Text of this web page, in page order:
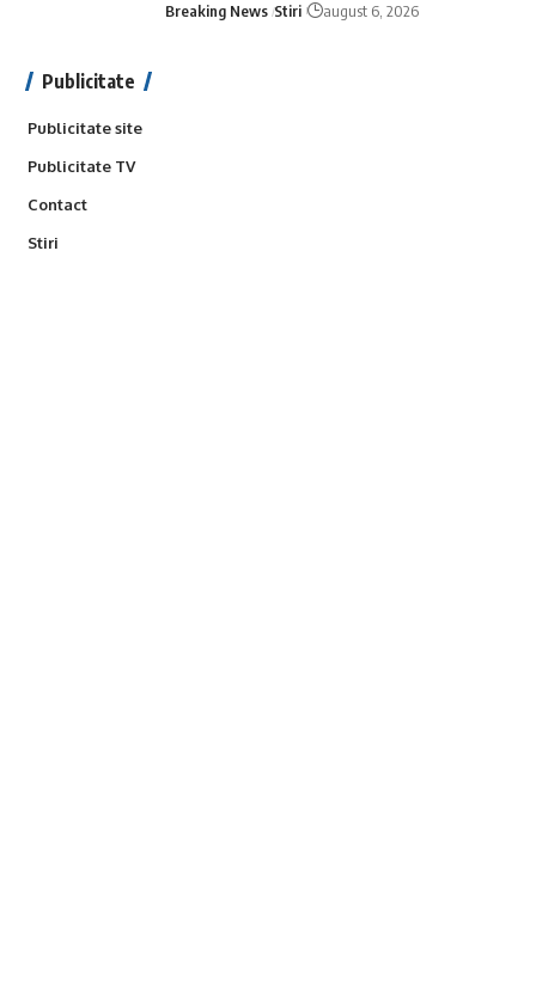
Breaking News Stiri august 6, 2026
Publicitate
Publicitate site
Publicitate TV
Contact
Stiri